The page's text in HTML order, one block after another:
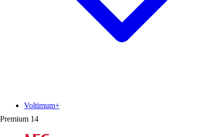
Premium 14
Voltimum+